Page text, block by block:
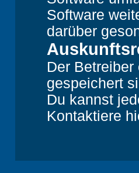
Software
darüber
Der
gespeichert
Du kannst
Kontaktiere